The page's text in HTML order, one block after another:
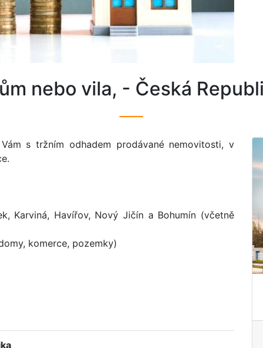
nebo vila, - Česká
s tržním odhadem prodávané nemovitosti, v
Karviná, Havířov, Nový Jičín a Bohumín (včetně
komerce, pozemky)